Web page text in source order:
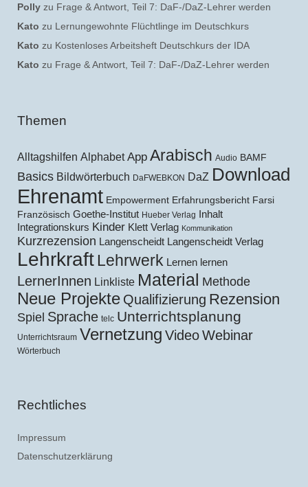
Polly zu Frage & Antwort, Teil 7: DaF-/DaZ-Lehrer werden
Kato zu Lernungewohnte Flüchtlinge im Deutschkurs
Kato zu Kostenloses Arbeitsheft Deutschkurs der IDA
Kato zu Frage & Antwort, Teil 7: DaF-/DaZ-Lehrer werden
Themen
Alltagshilfen Alphabet App Arabisch Audio BAMF
Basics Bildwörterbuch DaFWEBKON DaZ Download
Ehrenamt Empowerment Erfahrungsbericht Farsi
Französisch Goethe-Institut Hueber Verlag Inhalt
Integrationskurs Kinder Klett Verlag Kommunikation
Kurzrezension Langenscheidt Langenscheidt Verlag
Lehrkraft Lehrwerk Lernen lernen
LernerInnen Linkliste Material Methode
Neue Projekte Qualifizierung Rezension
Spiel Sprache telc Unterrichtsplanung
Unterrichtsraum Vernetzung VideoWebinar
Wörterbuch
Rechtliches
Impressum
Datenschutzerklärung